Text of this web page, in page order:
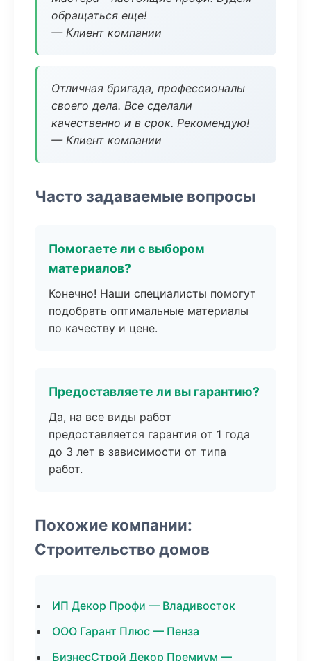
обращаться еще!
— Клиент компании
Отличная бригада, профессионалы
своего дела. Все сделали
качественно и в срок. Рекомендую!
— Клиент компании
Часто задаваемые вопросы
Помогаете ли с выбором
материалов?
Конечно! Наши специалисты помогут
подобрать оптимальные материалы
по качеству и цене.
Предоставляете ли вы гарантию?
Да, на все виды работ
предоставляется гарантия от 1 года
до 3 лет в зависимости от типа
работ.
Похожие компании:
Строительство домов
ИП Декор Профи — Владивосток
ООО Гарант Плюс — Пенза
БизнесСтрой Декор Премиум —